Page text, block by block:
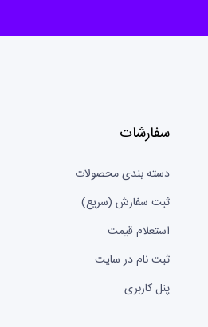
سفارشات
دسته بندی محصولات
ثبت سفارش (سریع)
استعلام قیمت
ثبت نام در سایت
پنل کاربری